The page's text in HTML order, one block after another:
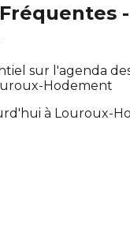
sur l'agenda
Hodement
à Louroux-